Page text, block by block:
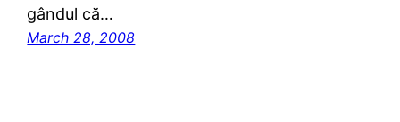
gândul că…
March 28, 2008